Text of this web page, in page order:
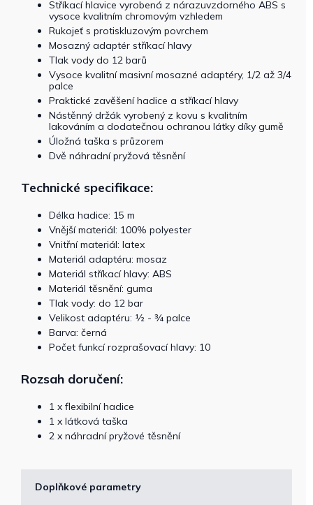
Stříkací hlavice vyrobená z nárazuvzdorného ABS s
vysoce kvalitním chromovým vzhledem
Rukojeť s protiskluzovým povrchem
Mosazný adaptér stříkací hlavy
Tlak vody do 12 barů
Vysoce kvalitní masivní mosazné adaptéry, 1/2 až 3/4
palce
Praktické zavěšení hadice a stříkací hlavy
Nástěnný držák vyrobený z kovu s kvalitním
lakováním a dodatečnou ochranou látky díky gumě
Úložná taška s průzorem
Dvě náhradní pryžová těsnění
Technické specifikace:
Délka hadice: 15 m
Vnější materiál: 100% polyester
Vnitřní materiál: latex
Materiál adaptéru: mosaz
Materiál stříkací hlavy: ABS
Materiál těsnění: guma
Tlak vody: do 12 bar
Velikost adaptéru: ½ - ¾ palce
Barva: černá
Počet funkcí rozprašovací hlavy: 10
Rozsah doručení:
1 x flexibilní hadice
1 x látková taška
2 x náhradní pryžové těsnění
Doplňkové parametry